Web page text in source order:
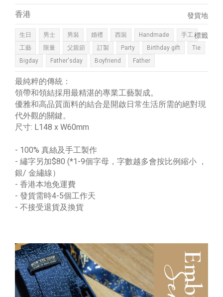
發貨地
香港
標籤
生日 男士 男裝 婚禮 西裝 Handmade
手工
工藝
限量 父親節 訂製 Party Birthday gift
Tie
Bigday
Father'sday Boyfriend Father
最純粹的傳統：
領帶和領結採用最精湛的專業工藝製成。
優雅和高品質面料的結合是開啟日常生活所需的絕對現
代外觀的關鍵。
尺寸: L148 x W60mm
- 100% 真絲及手工製作
- 繡字另加$80 (*1-9個字母，字數越多會按比例縮小 ，
銀/ 金繡線）
- 香港本地免運費
- 發貨需時4-5個工作天
- 不接受退貨及換貨